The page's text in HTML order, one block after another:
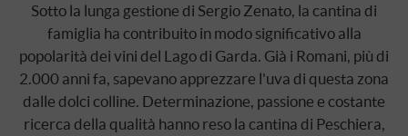
Sotto la lunga gestione di Sergio Zenato, la cantina di
famiglia ha contribuito in modo significativo alla
popolarità dei vini del Lago di Garda. Già i Romani, più di
2.000 anni fa, sapevano apprezzare l'uva di questa zona
dalle dolci colline. Determinazione, passione e costante
ricerca della qualità hanno reso la cantina di Peschiera,